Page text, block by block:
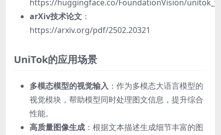
https://huggingface.co/FoundationVision/
arXiv技术论文 ：
https://arxiv.org/pdf/2502.20321
UniTok的应用场景
多模态模型的视觉输入 ：作为多模态大语言模型的
视觉模块，帮助模型同时处理图文信息，提升综合
性能。
高质量图像生成 ：根据文本描述生成细节丰富的图